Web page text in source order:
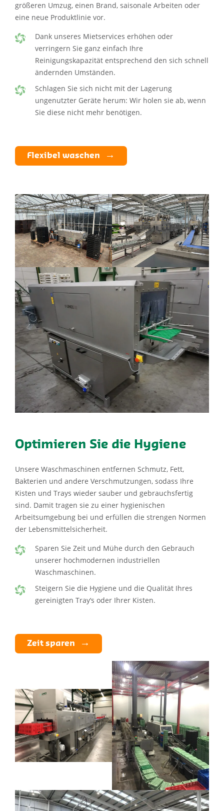
größeren Umzug, einen Brand, saisonale Arbeiten oder
eine neue Produktlinie vor.
Dank unseres Mietservices erhöhen oder
verringern Sie ganz einfach Ihre
Reinigungskapazität entsprechend den sich schnell
ändernden Umständen.
Schlagen Sie sich nicht mit der Lagerung
ungenutzter Geräte herum: Wir holen sie ab, wenn
Sie diese nicht mehr benötigen.
Flexibel waschen
Optimieren Sie die Hygiene
Unsere Waschmaschinen entfernen Schmutz, Fett,
Bakterien und andere Verschmutzungen, sodass Ihre
Kisten und Trays wieder sauber und gebrauchsfertig
sind. Damit tragen sie zu einer hygienischen
Arbeitsumgebung bei und erfüllen die strengen Normen
der Lebensmittelsicherheit.
Sparen Sie Zeit und Mühe durch den Gebrauch
unserer hochmodernen industriellen
Waschmaschinen.
Steigern Sie die Hygiene und die Qualität Ihres
gereinigten Tray‘s oder Ihrer Kisten.
Zeit sparen